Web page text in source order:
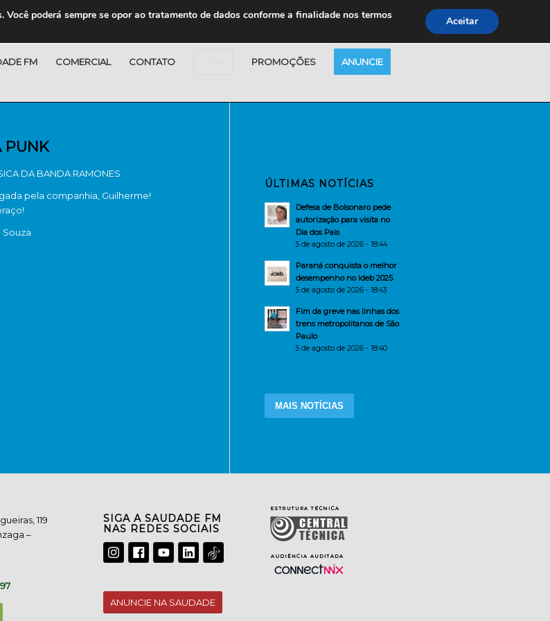
FM COMERCIAL CONTATO PROMOÇÕES ANUNCIE
PUNK
DA BANDA RAMONES
pela companhia, Guilherme!
ÚLTIMAS NOTÍCIAS
Defesa de Bolsonaro pede
autorização para visita no
Dia dos Pais
5 de agosto de 2026 - 18:44
Paraná conquista o melhor
desempenho no Ideb 2025
5 de agosto de 2026 - 18:43
Fim da greve nas linhas dos
trens metropolitanos de São
Paulo
5 de agosto de 2026 - 18:40
MAIS NOTÍCIAS
119
–
SIGA A SAUDADE FM
NAS REDES SOCIAIS
ANUNCIE NA SAUDADE
poderá sempre se opor ao tratamento de dados conforme a finalidade nos termos
Aceitar